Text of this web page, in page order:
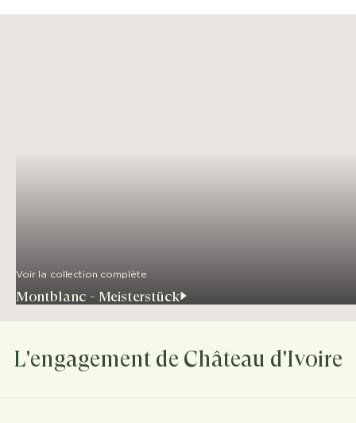
Voir la collection complète
Montblanc - Meisterstück
L'engagement de Château d'Ivoire